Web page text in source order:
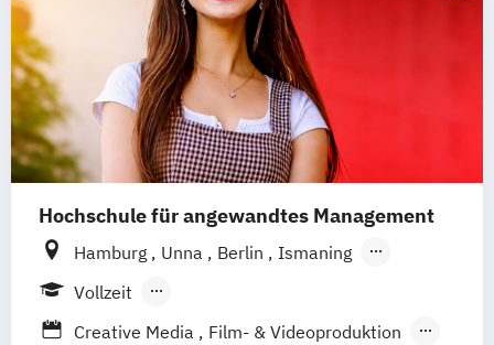
Hochschule für angewandtes Management
Hamburg Unna Berlin
Ismaning
Mannheim
Vollzeit
Berufsbegleitendes Präsenzstudium
Creative Media
Film- & Videoproduktion